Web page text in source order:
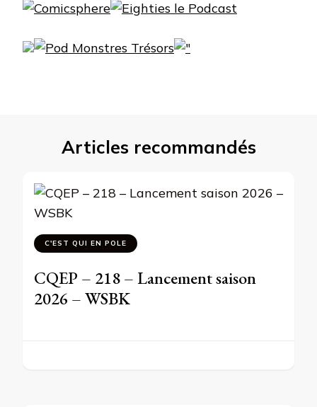
Articles recommandés
C'EST QUI EN POLE
CQEP – 218 – Lancement saison
2026 – WSBK